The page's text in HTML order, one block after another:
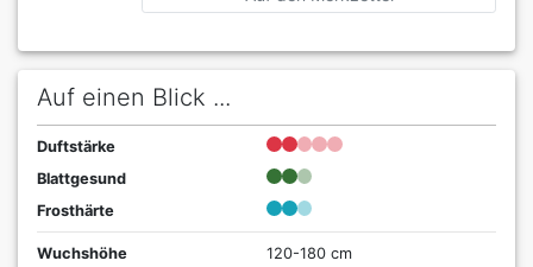
Auf einen Blick ...
Duftstärke
Blattgesund
Frosthärte
Wuchshöhe
120-180 cm